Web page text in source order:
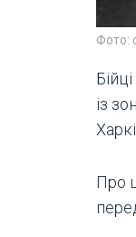
Фото:
із
Про